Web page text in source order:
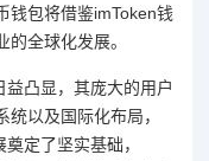
钱包将借鉴imToken钱
全球化发展。
凸显，其庞大的用户
以及国际化布局，
定了坚实基础，